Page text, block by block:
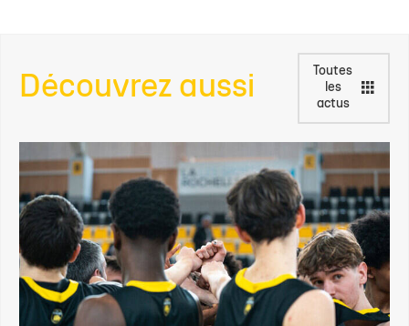
Découvrez aussi
Toutes
les
actus